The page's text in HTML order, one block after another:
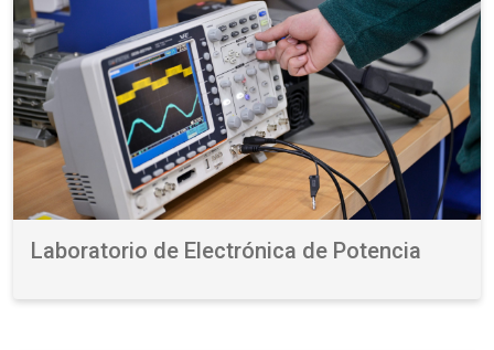
Laboratorio de Electrónica de Potencia